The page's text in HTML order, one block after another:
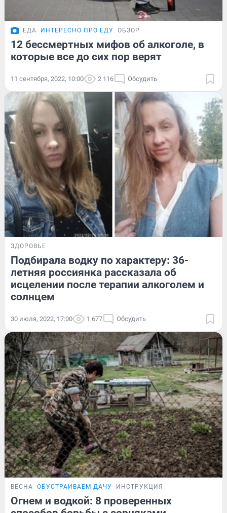
ЕДА ИНТЕРЕСНО ПРО ЕДУ ОБЗОР
12 бессмертных мифов об алкоголе, в
которые все до сих пор верят
11 сентября, 2022, 10:00 2 116 Обсудить
ЗДОРОВЬЕ
Подбирала водку по характеру: 36-
летняя россиянка рассказала об
исцелении после терапии алкоголем и
солнцем
30 июля, 2022, 17:00 1 677 Обсудить
ВЕСНА ОБУСТРАИВАЕМ ДАЧУ ИНСТРУКЦИЯ
Огнем и водкой: 8 проверенных